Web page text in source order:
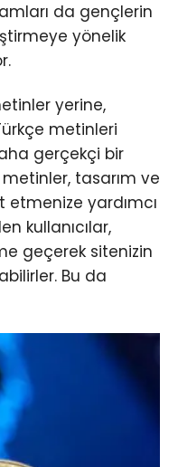
da gençlerin
yönelik
yerine,
metinleri
gerçekçi bir
tasarım ve
yardımcı
kullanıcılar,
geçerek sitenizin
Bu da